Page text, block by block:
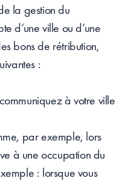
la gestion du
d’une ville ou d’une
bons de rétribution,
:
à votre ville
par exemple, lors
à une occupation du
: lorsque vous